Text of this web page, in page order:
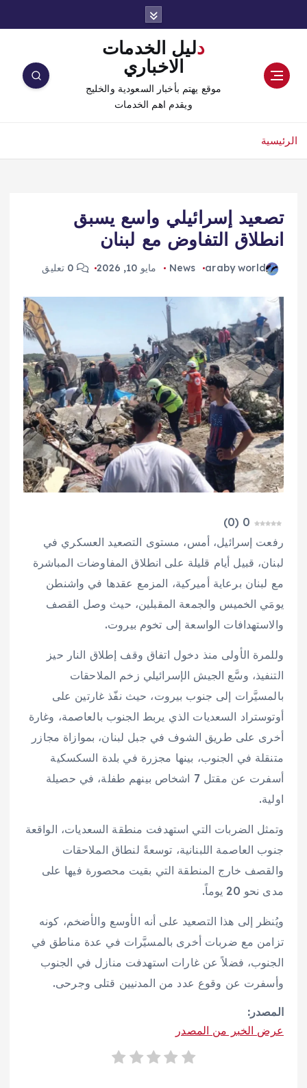
دليل الخدمات
الاخباري
موقع يهتم بأخبار السعودية والخليج
ويقدم اهم الخدمات
الرئيسية
تصعيد إسرائيلي واسع يسبق
انطلاق التفاوض مع لبنان
araby world
News مايو 10, 2026
0
(
0
)
رفعت إسرائيل، أمس، مستوى التصعيد العسكري في
لبنان، قبيل أيام قليلة على انطلاق المفاوضات المباشرة
مع لبنان برعاية أميركية، المزمع عقدها في واشنطن
يومَي الخميس والجمعة المقبلين، حيث وصل القصف
والاستهدافات الواسعة إلى تخوم بيروت.
وللمرة الأولى منذ دخول اتفاق وقف إطلاق النار حيز
التنفيذ، وسَّع الجيش الإسرائيلي زخم الملاحقات
بالمسيَّرات إلى جنوب بيروت، حيث نفّذ غارتين على
أوتوستراد السعديات الذي يربط الجنوب بالعاصمة، وغارة
أخرى على طريق الشوف في جبل لبنان، بموازاة مجازر
متنقلة في الجنوب، بينها مجزرة في بلدة السكسكية
أسفرت عن مقتل 7 اشخاص بينهم طفلة، في حصيلة
اولية.
وتمثل الضربات التي استهدفت منطقة السعديات، الواقعة
جنوب العاصمة اللبنانية، توسعةً لنطاق الملاحقات
والقصف خارج المنطقة التي بقيت محصورة فيها على
مدى نحو 20 يوماً.
ويُنظر إلى هذا التصعيد على أنه الأوسع والأضخم، كونه
تزامن مع ضربات أخرى بالمسيَّرات في عدة مناطق في
الجنوب، فضلاً عن غارات استهدفت منازل في الجنوب
وأسفرت عن وقوع عدد من المدنيين قتلى وجرحى.
المصدر:
عرض الخبر من المصدر